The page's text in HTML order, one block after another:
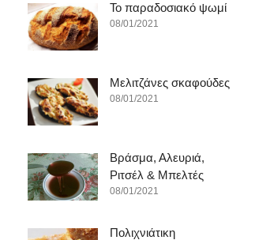
To παραδοσιακό ψωμί
08/01/2021
Μελιτζάνες σκαφούδες
08/01/2021
Βράσμα, Αλευριά,
Ριτσέλ & Μπελτές
08/01/2021
Πολιχνιάτικη